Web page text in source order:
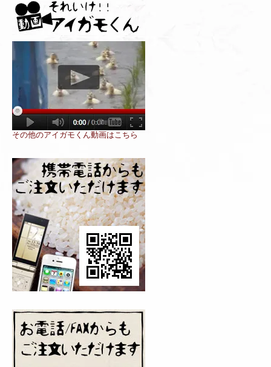
その他のアイガモくん動画はこちら